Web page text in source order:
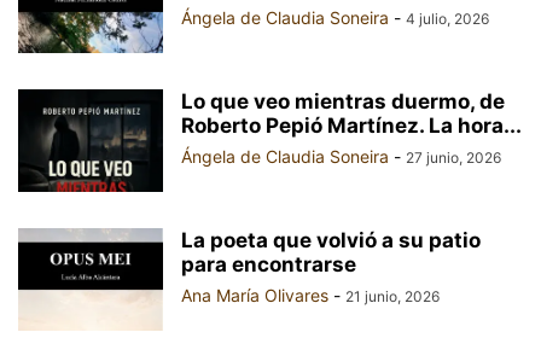
Ángela de Claudia Soneira - 4 julio, 2026
Lo que veo mientras duermo, de
Roberto Pepió Martínez. La hora...
Ángela de Claudia Soneira - 27 junio, 2026
La poeta que volvió a su patio
para encontrarse
Ana María Olivares - 21 junio, 2026